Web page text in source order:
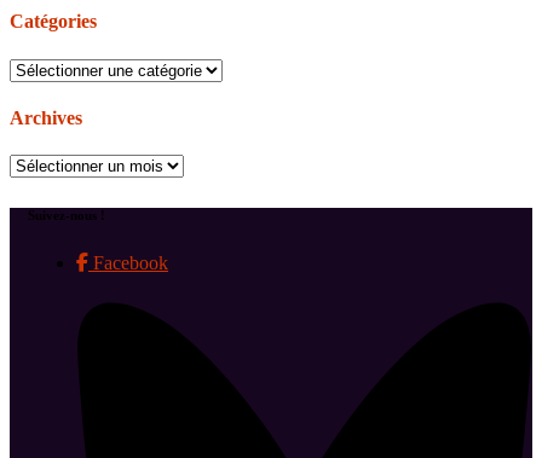
Catégories
Catégories
Archives
Archives
Suivez-nous !
Facebook